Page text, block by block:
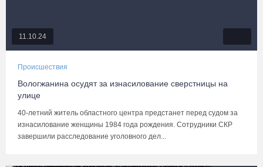
11.10.24
Происшествия
Вологжанина осудят за изнасилование сверстницы на
улице
40-летний житель областного центра предстанет перед судом за
изнасилование женщины 1984 года рождения. Сотрудники СКР
завершили расследование уголовного дел...